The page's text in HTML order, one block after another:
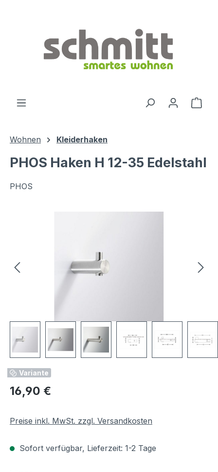
Wohnen Kleiderhaken
PHOS Haken H 12-35 Edelstahl
PHOS
Variante
Regulärer Preis:
16,90 €
Preise inkl. MwSt. zzgl. Versandkosten
Sofort verfügbar, Lieferzeit: 1-2 Tage